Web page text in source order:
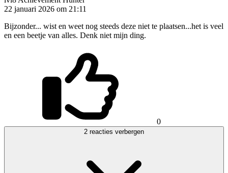
22 januari 2026 om 21:11
Bijzonder... wist en weet nog steeds deze niet te plaatsen...het is veel
en een beetje van alles. Denk niet mijn ding.
0
2 reacties verbergen